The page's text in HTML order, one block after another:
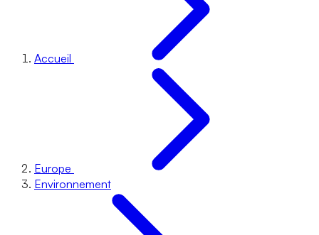
Accueil
Europe
Environnement